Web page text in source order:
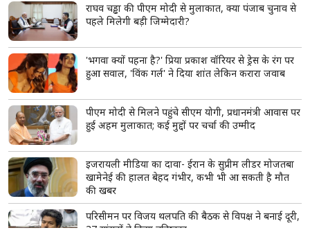
राघव चड्ढा की पीएम मोदी से मुलाकात, क्या पंजाब चुनाव से
पहले मिलेगी बड़ी जिम्मेदारी?
'भगवा क्यों पहना है?' प्रिया प्रकाश वॉरियर से ड्रेस के रंग पर
हुआ सवाल, 'विंक गर्ल' ने दिया शांत लेकिन करारा जवाब
पीएम मोदी से मिलने पहुंचे सीएम योगी, प्रधानमंत्री आवास पर
हुई अहम मुलाकात; कई मुद्दों पर चर्चा की उम्मीद
इजरायली मीडिया का दावा- ईरान के सुप्रीम लीडर मोजतबा
खामेनेई की हालत बेहद गंभीर, कभी भी आ सकती है मौत
की खबर
परिसीमन पर विजय थलपति की बैठक से विपक्ष ने बनाई दूरी,
37 सांसदों ने किया बहिष्कार